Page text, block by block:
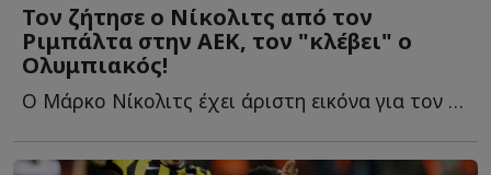
Τον ζήτησε ο Νίκολιτς από τον
Ριμπάλτα στην ΑΕΚ, τον "κλέβει" ο
Ολυμπιακός!
Ο Μάρκο Νίκολιτς έχει άριστη εικόνα για τον παίκτη κ...